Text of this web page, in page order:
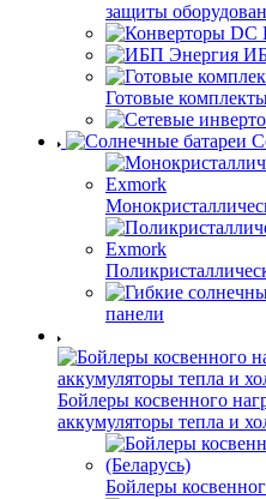
защиты
Готовые
панели
Бойлеры косвенного
аккумуляторы тепла и
Бойлеры